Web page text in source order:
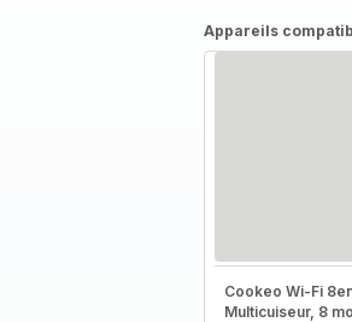
Appareils
Cookeo Wi-Fi
Multicuiseur, 8